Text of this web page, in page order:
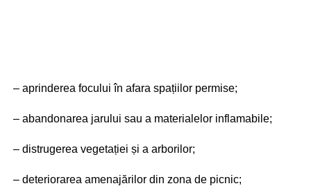
– aprinderea focului în afara spațiilor permise;
– abandonarea jarului sau a materialelor inflamabile;
– distrugerea vegetației și a arborilor;
– deteriorarea amenajărilor din zona de picnic;